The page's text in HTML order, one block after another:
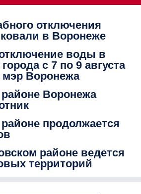
отключения
в Воронеже
воды в
с 7 по 9 августа
мэр Воронежа
Воронежа
продолжается
районе ведется
территорий